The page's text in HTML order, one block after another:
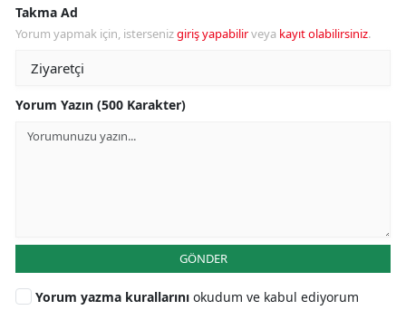
Takma Ad
Yorum yapmak için, istersenizgiriş yapabilirveya kayıt olabilirsiniz.
Yorum Yazın (500 Karakter)
GÖNDER
Yorum yazma kurallarını okudum ve kabul ediyorum